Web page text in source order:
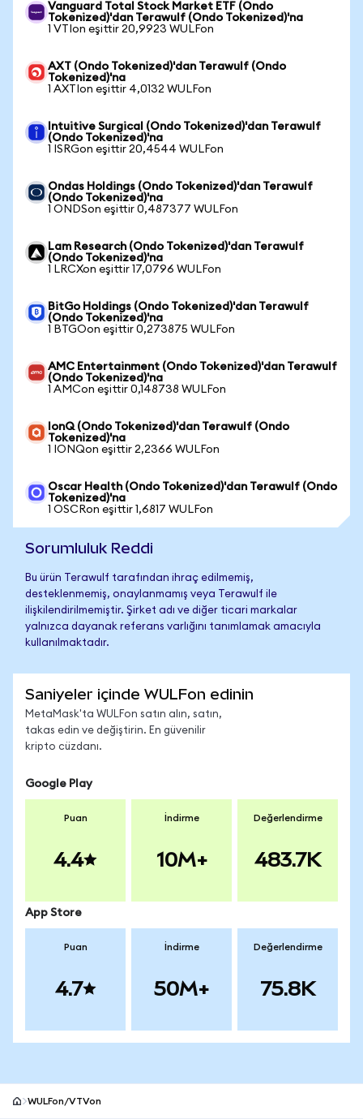
Vanguard Total Stock Market ETF (Ondo
Tokenized)'dan Terawulf (Ondo Tokenized)'na
1 VTIon eşittir 20,9923 WULFon
AXT (Ondo Tokenized)'dan Terawulf (Ondo
Tokenized)'na
1 AXTIon eşittir 4,0132 WULFon
Intuitive Surgical (Ondo Tokenized)'dan Terawulf
(Ondo Tokenized)'na
1 ISRGon eşittir 20,4544 WULFon
Ondas Holdings (Ondo Tokenized)'dan Terawulf
(Ondo Tokenized)'na
1 ONDSon eşittir 0,487377 WULFon
Lam Research (Ondo Tokenized)'dan Terawulf
(Ondo Tokenized)'na
1 LRCXon eşittir 17,0796 WULFon
BitGo Holdings (Ondo Tokenized)'dan Terawulf
(Ondo Tokenized)'na
1 BTGOon eşittir 0,273875 WULFon
AMC Entertainment (Ondo Tokenized)'dan Terawulf
(Ondo Tokenized)'na
1 AMCon eşittir 0,148738 WULFon
IonQ (Ondo Tokenized)'dan Terawulf (Ondo
Tokenized)'na
1 IONQon eşittir 2,2366 WULFon
Oscar Health (Ondo Tokenized)'dan Terawulf (Ondo
Tokenized)'na
1 OSCRon eşittir 1,6817 WULFon
Sorumluluk Reddi
Bu ürün Terawulf tarafından ihraç edilmemiş,
desteklenmemiş, onaylanmamış veya Terawulf ile
ilişkilendirilmemiştir. Şirket adı ve diğer ticari markalar
yalnızca dayanak referans varlığını tanımlamak amacıyla
kullanılmaktadır.
Saniyeler içinde WULFon edinin
MetaMask'ta WULFon satın alın, satın,
takas edin ve değiştirin. En güvenilir
kripto cüzdanı.
Google Play
Puan
4.4
İndirme
10M+
Değerlendirme
483.7K
App Store
Puan
4.7
İndirme
50M+
Değerlendirme
75.8K
WULFon/VTVon